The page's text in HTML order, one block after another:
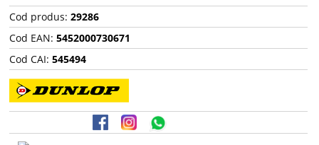
Cod produs: 29286
Cod EAN: 5452000730671
Cod CAI: 545494